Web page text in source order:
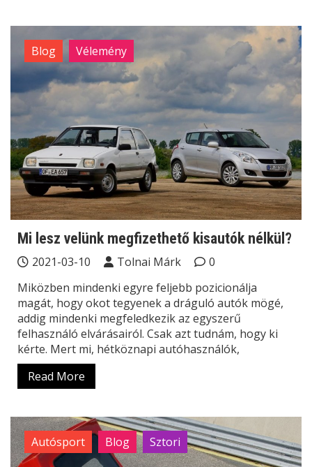
Blog Vélemény
Mi lesz velünk megfizethető kisautók nélkül?
2021-03-10 Tolnai Márk
0
Miközben mindenki egyre feljebb pozicionálja
magát, hogy okot tegyenek a dráguló autók mögé,
addig mindenki megfeledkezik az egyszerű
felhasználó elvárásairól. Csak azt tudnám, hogy ki
kérte. Mert mi, hétköznapi autóhasználók,
Read More
Autósport Blog Sztori